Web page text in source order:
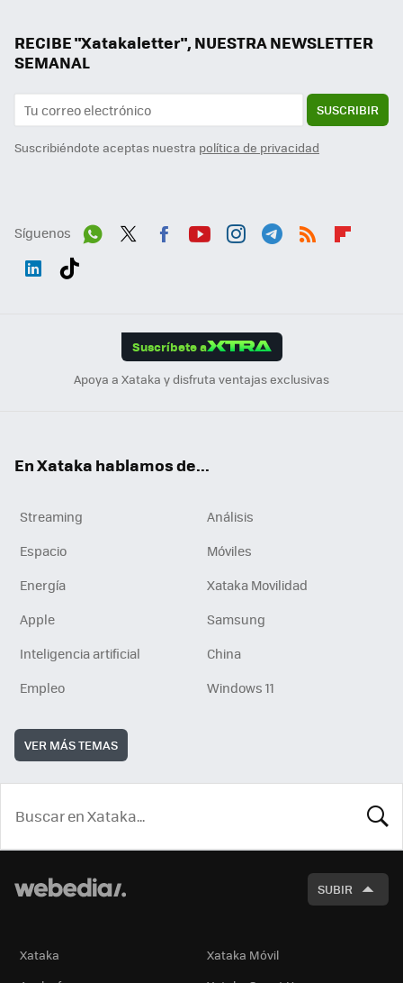
RECIBE "Xatakaletter", NUESTRA NEWSLETTER
SEMANAL
SUSCRIBIR
Suscribiéndote aceptas nuestra política de privacidad
Síguenos
Suscríbete a
Apoya a Xataka y disfruta ventajas exclusivas
En Xataka hablamos de...
Streaming
Análisis
Espacio
Móviles
Energía
Xataka Movilidad
Apple
Samsung
Inteligencia artificial
China
Empleo
Windows 11
VER MÁS TEMAS
SUBIR
Xataka
Xataka Móvil